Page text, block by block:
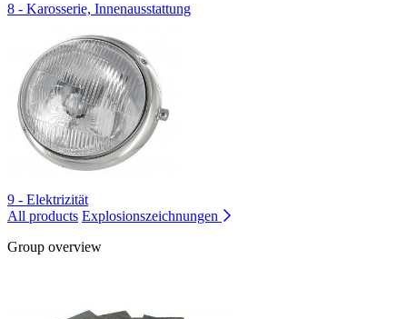
8 - Karosserie, Innenausstattung
9 - Elektrizität
All products Explosionszeichnungen
Group overview